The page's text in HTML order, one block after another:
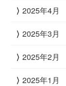
2025年4月
2025年3月
2025年2月
2025年1月